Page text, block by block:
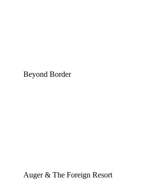
Beyond Border
Auger & The Foreign Resort